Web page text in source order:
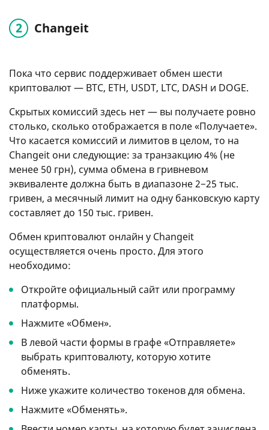
Changeit
Пока что сервис поддерживает обмен шести
криптовалют — BTC, ETH, USDT, LTC, DASH и DOGE.
Скрытых комиссий здесь нет — вы получаете ровно
столько, сколько отображается в поле «Получаете».
Что касается комиссий и лимитов в целом, то на
Changeit они следующие: за транзакцию 4% (не
менее 50 грн), сумма обмена в гривневом
эквиваленте должна быть в диапазоне 2−25 тыс.
гривен, а месячный лимит на одну банковскую карту
составляет до 150 тыс. гривен.
Обмен криптовалют онлайн у Changeit
осуществляется очень просто. Для этого
необходимо:
Откройте официальный сайт или программу
платформы.
Нажмите «Обмен».
В левой части формы в графе «Отправляете»
выбрать криптовалюту, которую хотите
обменять.
Ниже укажите количество токенов для обмена.
Нажмите «Обменять».